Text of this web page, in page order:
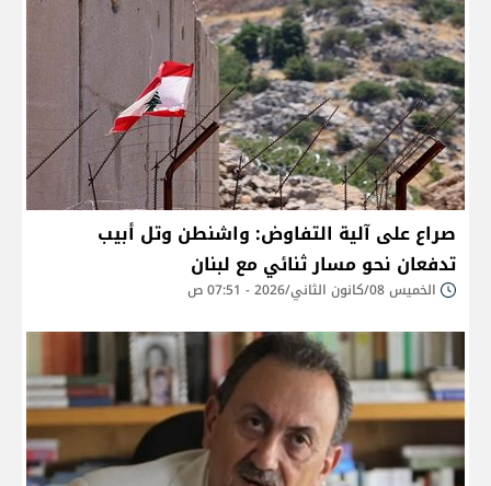
صراع على آلية التفاوض: واشنطن وتل أبيب
تدفعان نحو مسار ثنائي مع لبنان
الخميس 08/كانون الثاني/2026 - 07:51 ص